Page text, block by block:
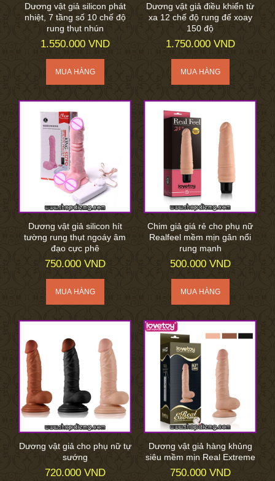
Dương vật giả silicon phát
nhiệt, 7 tầng số 10 chế độ
rung thụt nhún
1.550.000 VND
Dương vật giả điều khiển từ
xa 12 chế độ rung đế xoay
150 độ
1.750.000 VND
Dương vật giả silicon hít
tường rung thụt ngoáy âm
đạo cực phê
750.000 VND
Chim giả giá rẻ cho phụ nữ
Realfeel mềm mịn gân nổi
rung mạnh
500.000 VND
Dương vật giả cho phụ nữ tự
sướng
720.000 VND
Dương vật giả hàng khủng
siêu mềm mịn Real Extreme
750.000 VND